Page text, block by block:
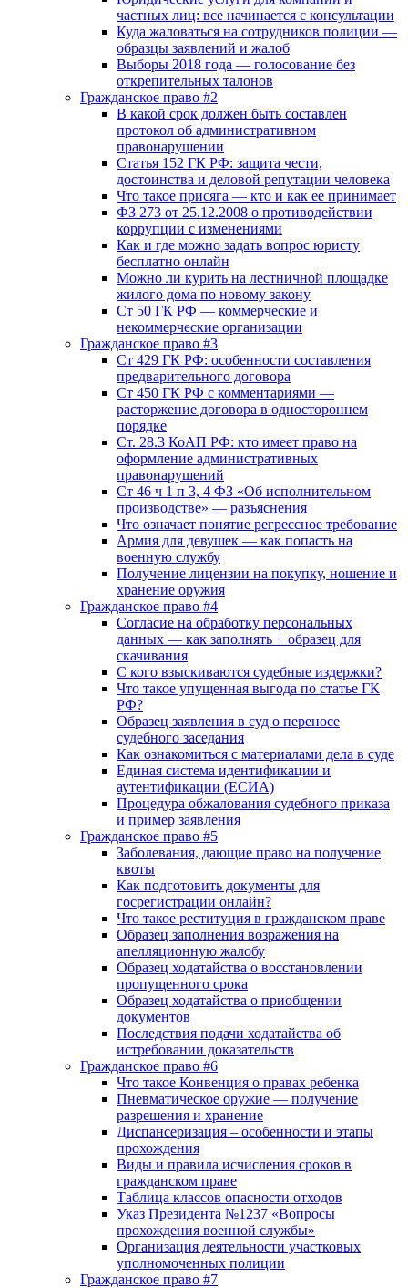
частных лиц: все начинается с консультации
Куда жаловаться на сотрудников полиции —
образцы заявлений и жалоб
Выборы 2018 года — голосование без
открепительных талонов
Гражданское право #2
В какой срок должен быть составлен
протокол об административном
правонарушении
Статья 152 ГК РФ: защита чести,
достоинства и деловой репутации человека
Что такое присяга — кто и как ее принимает
ФЗ 273 от 25.12.2008 о противодействии
коррупции с изменениями
Как и где можно задать вопрос юристу
бесплатно онлайн
Можно ли курить на лестничной площадке
жилого дома по новому закону
Ст 50 ГК РФ — коммерческие и
некоммерческие организации
Гражданское право #3
Ст 429 ГК РФ: особенности составления
предварительного договора
Ст 450 ГК РФ с комментариями —
расторжение договора в одностороннем
порядке
Ст. 28.3 КоАП РФ: кто имеет право на
оформление административных
правонарушений
Ст 46 ч 1 п 3, 4 ФЗ «Об исполнительном
производстве» — разъяснения
Что означает понятие регрессное требование
Армия для девушек — как попасть на
военную службу
Получение лицензии на покупку, ношение и
хранение оружия
Гражданское право #4
Согласие на обработку персональных
данных — как заполнять + образец для
скачивания
С кого взыскиваются судебные издержки?
Что такое упущенная выгода по статье ГК
РФ?
Образец заявления в суд о переносе
судебного заседания
Как ознакомиться с материалами дела в суде
Единая система идентификации и
аутентификации (ЕСИА)
Процедура обжалования судебного приказа
и пример заявления
Гражданское право #5
Заболевания, дающие право на получение
квоты
Как подготовить документы для
госрегистрации онлайн?
Что такое реституция в гражданском праве
Образец заполнения возражения на
апелляционную жалобу
Образец ходатайства о восстановлении
пропущенного срока
Образец ходатайства о приобщении
документов
Последствия подачи ходатайства об
истребовании доказательств
Гражданское право #6
Что такое Конвенция о правах ребенка
Пневматическое оружие — получение
разрешения и хранение
Диспансеризация – особенности и этапы
прохождения
Виды и правила исчисления сроков в
гражданском праве
Таблица классов опасности отходов
Указ Президента №1237 «Вопросы
прохождения военной службы»
Организация деятельности участковых
уполномоченных полиции
Гражданское право #7